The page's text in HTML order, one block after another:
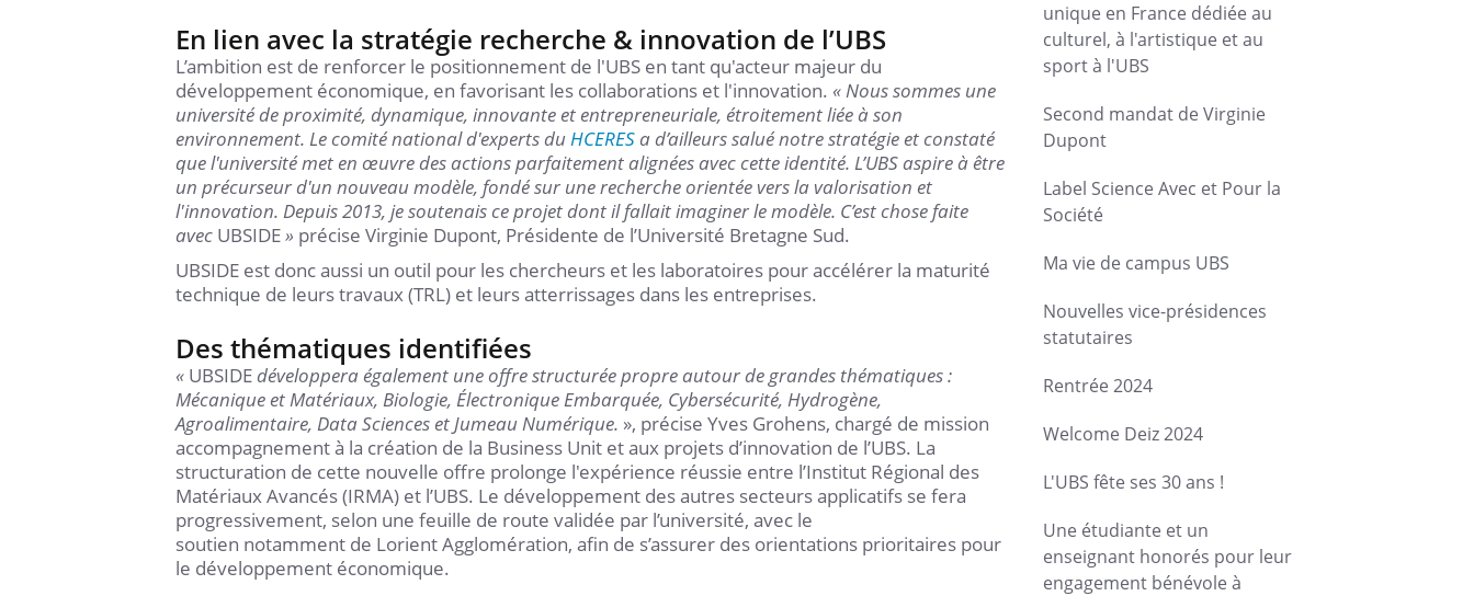
En lien avec la stratégie recherche & innovation de l’UBS
L’ambition est de renforcer le positionnement de l'UBS en tant qu'acteur majeur du
développement économique, en favorisant les collaborations et l'innovation. « Nous sommes une
université de proximité, dynamique, innovante et entrepreneuriale, étroitement liée à son
environnement. Le comité national d'experts du HCERES a d’ailleurs salué notre stratégie et constaté
que l'université met en œuvre des actions parfaitement alignées avec cette identité. L’UBS aspire à être
un précurseur d'un nouveau modèle, fondé sur une recherche orientée vers la valorisation et
l'innovation. Depuis 2013, je soutenais ce projet dont il fallait imaginer le modèle. C’est chose faite
avec UBSIDE» précise Virginie Dupont, Présidente de l’Université Bretagne Sud.
UBSIDE est donc aussi un outil pour les chercheurs et les laboratoires pour accélérer la maturité
technique de leurs travaux (TRL) et leurs atterrissages dans les entreprises.
Des thématiques identifiées
« UBSIDE développera également une offre structurée propre autour de grandes thématiques :
Mécanique et Matériaux, Biologie, Électronique Embarquée, Cybersécurité, Hydrogène,
Agroalimentaire, Data Sciences et Jumeau Numérique. », précise Yves Grohens, chargé de mission
accompagnement à la création de la Business Unit et aux projets d’innovation de l’UBS. La
structuration de cette nouvelle offre prolonge l'expérience réussie entre l’Institut Régional des
Matériaux Avancés (IRMA) et l’UBS. Le développement des autres secteurs applicatifs se fera
progressivement, selon une feuille de route validée par l’université, avec le
soutien notamment de Lorient Agglomération, afin de s’assurer des orientations prioritaires pour
le développement économique.
unique en France dédiée au
culturel, à l'artistique et au
sport à l'UBS
Second mandat de Virginie
Dupont
Label Science Avec et Pour la
Société
Ma vie de campus UBS
Nouvelles vice-présidences
statutaires
Rentrée 2024
Welcome Deiz 2024
L'UBS fête ses 30 ans !
Une étudiante et un
enseignant honorés pour leur
engagement bénévole à